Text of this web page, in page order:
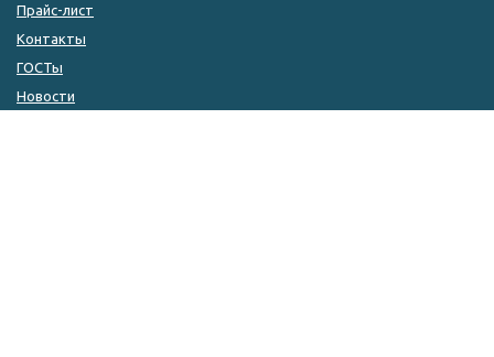
Прайс-лист
Контакты
ГОСТы
Новости